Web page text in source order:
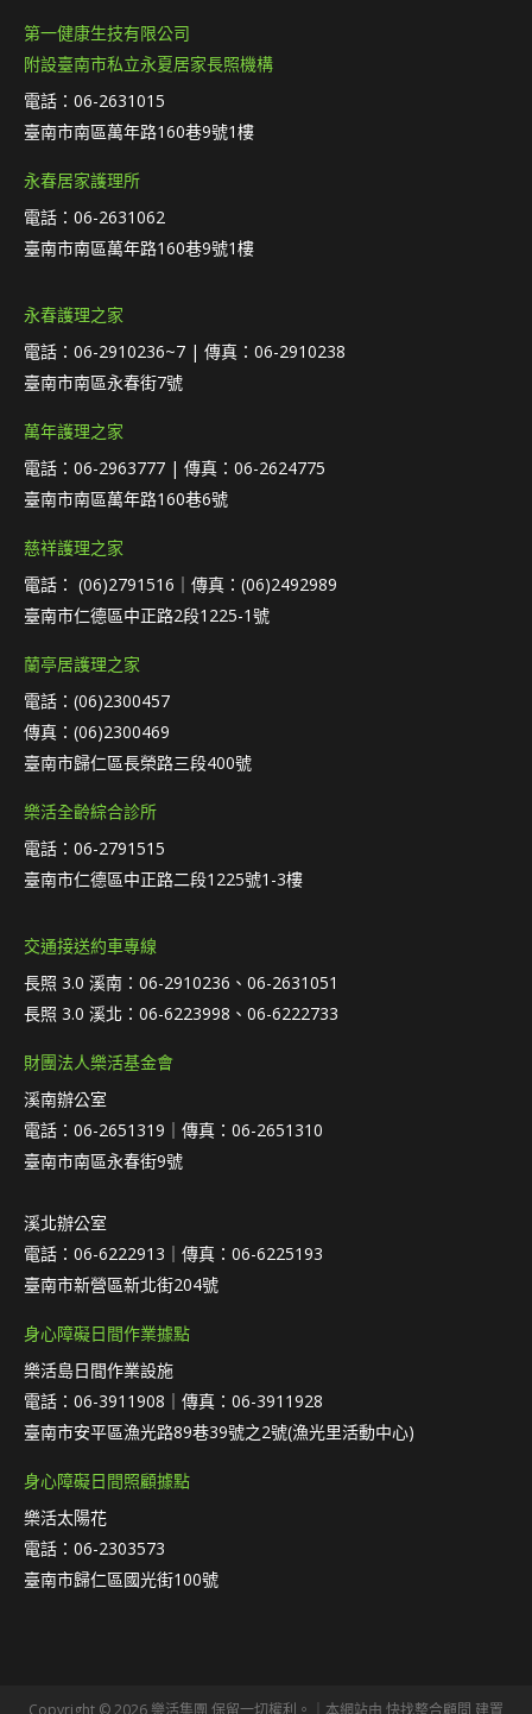
第一健康生技有限公司
附設臺南市私立永夏居家長照機構
電話：06-2631015
臺南市南區萬年路160巷9號1樓
永春居家護理所
電話：06-2631062
臺南市南區萬年路160巷9號1樓
永春護理之家
電話：06-2910236~7 | 傳真：06-2910238
臺南市南區永春街7號
萬年護理之家
電話：06-2963777 | 傳真：06-2624775
臺南市南區萬年路160巷6號
慈祥護理之家
電話： (06)2791516｜傳真：(06)2492989
臺南市仁德區中正路2段1225-1號
蘭亭居護理之家
電話：(06)2300457
傳真：(06)2300469
臺南市歸仁區長榮路三段400號
樂活全齡綜合診所
電話：06-2791515
臺南市仁德區中正路二段1225號1-3樓
交通接送約車專線
長照 3.0 溪南：06-2910236、06-2631051
長照 3.0 溪北：06-6223998、06-6222733
財團法人樂活基金會
溪南辦公室
電話：06-2651319｜傳真：06-2651310
臺南市南區永春街9號
溪北辦公室
電話：06-6222913｜傳真：06-6225193
臺南市新營區新北街204號
身心障礙日間作業據點
樂活島日間作業設施
電話：06-3911908｜傳真：06-3911928
臺南市安平區漁光路89巷39號之2號(漁光里活動中心)
身心障礙日間照顧據點
樂活太陽花
電話：06-2303573
臺南市歸仁區國光街100號
Copyright © 2026 樂活集團 保留一切權利。｜本網站由 快找整合顧問 建置